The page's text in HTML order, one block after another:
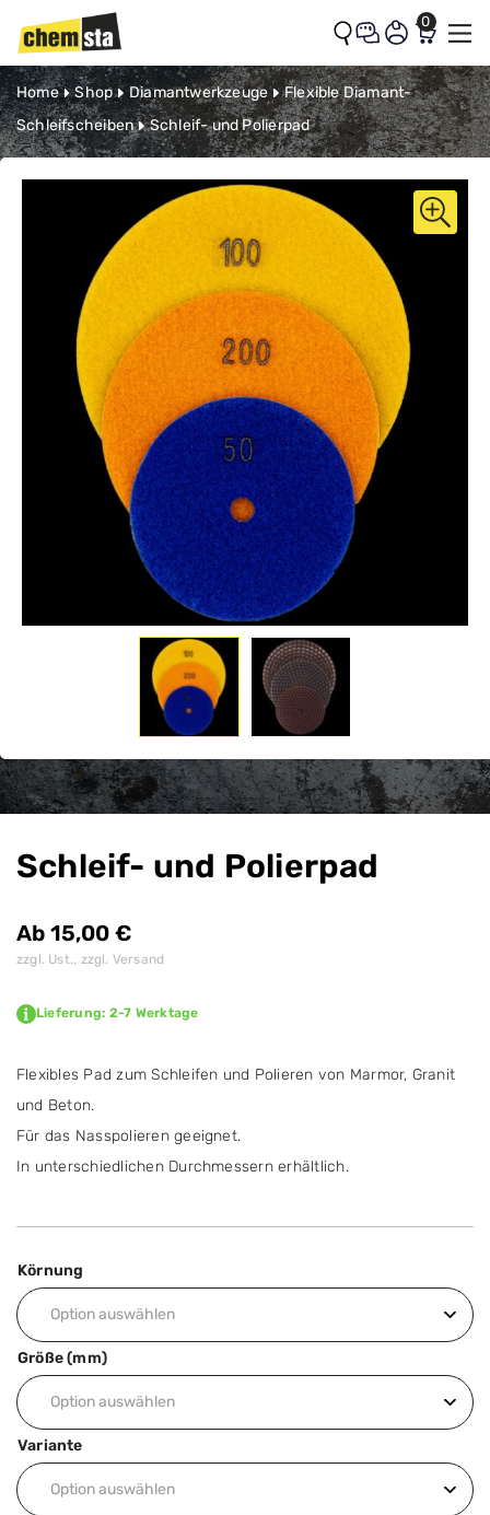
Zum Inhalt springen
0
Home Shop Diamantwerkzeuge
Flexible Diamant-
Schleifscheiben
Schleif- und Polierpad
Schleif- und Polierpad
Ab 15,00 €
zzgl. Ust., zzgl. Versand
Lieferung: 2-7 Werktage
Flexibles Pad zum Schleifen und Polieren von Marmor, Granit
und Beton.
Für das Nasspolieren geeignet.
In unterschiedlichen Durchmessern erhältlich.
Körnung
Größe (mm)
Variante